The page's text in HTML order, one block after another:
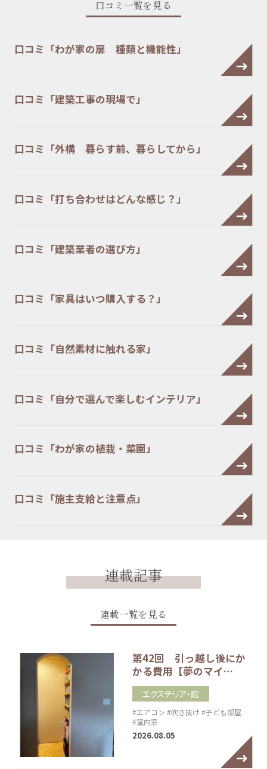
口コミ一覧を見る
口コミ「わが家の扉 種類と機能性」
口コミ「建築工事の現場で」
口コミ「外構 暮らす前、暮らしてから」
口コミ「打ち合わせはどんな感じ？」
口コミ「建築業者の選び方」
口コミ「家具はいつ購入する？」
口コミ「自然素材に触れる家」
口コミ「自分で選んで楽しむインテリア」
口コミ「わが家の植栽・菜園」
口コミ「施主支給と注意点」
連載記事
連載一覧を見る
第42回 引っ越し後にか
かる費用【夢のマイ…
エクステリア・庭
#エアコン #吹き抜け #子ども部屋
#室内窓
2026.08.05